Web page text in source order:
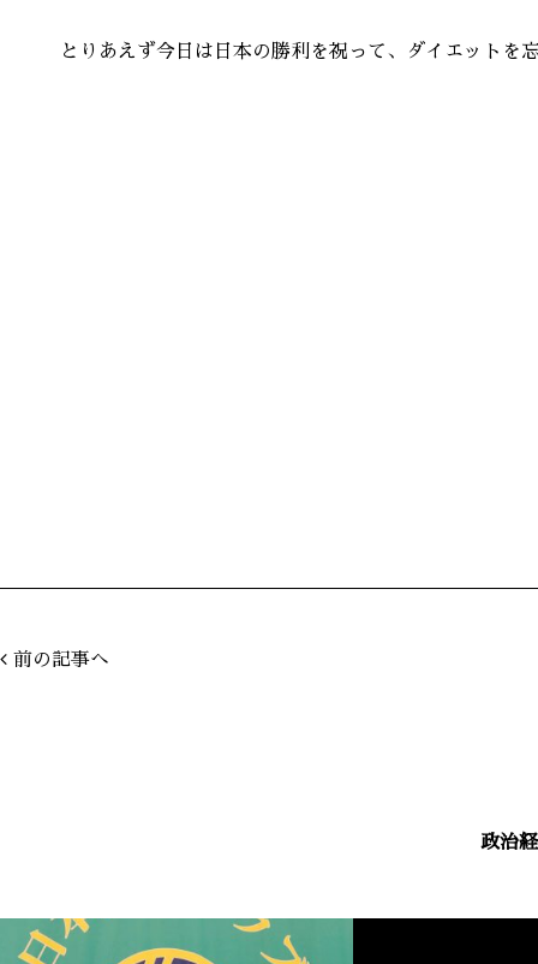
とりあえず今日は日本の勝利を祝って、ダイエットを
前の記事へ
政治